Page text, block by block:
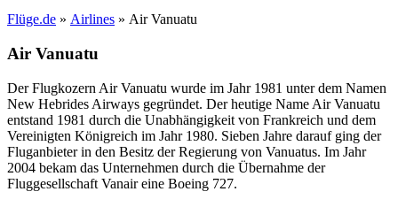
Flüge.de » Airlines » Air Vanuatu
Air Vanuatu
Der Flugkozern Air Vanuatu wurde im Jahr 1981 unter dem Namen
New Hebrides Airways gegründet. Der heutige Name Air Vanuatu
entstand 1981 durch die Unabhängigkeit von Frankreich und dem
Vereinigten Königreich im Jahr 1980. Sieben Jahre darauf ging der
Fluganbieter in den Besitz der Regierung von Vanuatus. Im Jahr
2004 bekam das Unternehmen durch die Übernahme der
Fluggesellschaft Vanair eine Boeing 727.